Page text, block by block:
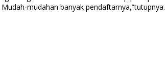
mudahan banyak pendaftarnya,”tutupnya.